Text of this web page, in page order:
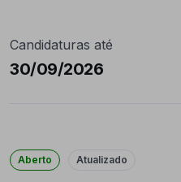
Candidaturas até
30/09/2026
Aberto Atualizado